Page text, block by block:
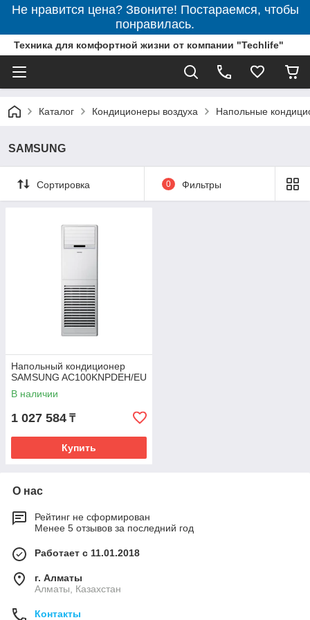
Не нравится цена? Звоните! Постараемся, чтобы
понравилась.
Техника для комфортной жизни от компании "Techlife"
Каталог Кондиционеры воздуха Напольные
SAMSUNG
Сортировка 0 Фильтры
Напольный кондиционер
SAMSUNG AC100KNPDEH/EU
В наличии
1 027 584 ₸
Купить
О нас
Рейтинг не сформирован
Менее 5 отзывов за последний год
Работает с 11.01.2018
г. Алматы
Алматы, Казахстан
Контакты